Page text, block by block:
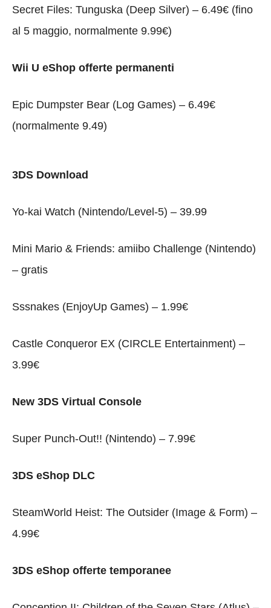
Secret Files: Tunguska (Deep Silver) – 6.49€ (fino
al 5 maggio, normalmente 9.99€)
Wii U eShop offerte permanenti
Epic Dumpster Bear (Log Games) – 6.49€
(normalmente 9.49)
3DS Download
Yo-kai Watch (Nintendo/Level-5) – 39.99
Mini Mario & Friends: amiibo Challenge (Nintendo)
– gratis
Sssnakes (EnjoyUp Games) – 1.99€
Castle Conqueror EX (CIRCLE Entertainment) –
3.99€
New 3DS Virtual Console
Super Punch-Out!! (Nintendo) – 7.99€
3DS eShop DLC
SteamWorld Heist: The Outsider (Image & Form) –
4.99€
3DS eShop offerte temporanee